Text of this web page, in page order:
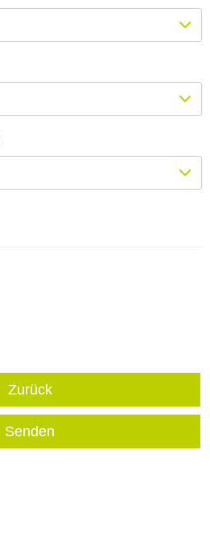
Zurück
Senden